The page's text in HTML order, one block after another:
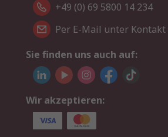
+49 (0) 69 5800 14 234
Per E-Mail unter Kontakt
Sie finden uns auch auf:
Wir akzeptieren: